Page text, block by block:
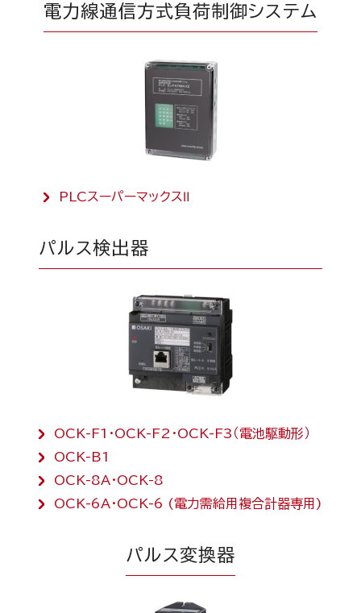
電力線通信方式負荷制御システム
PLCスーパーマックスⅡ
パルス検出器
OCK-F1・OCK-F2・OCK-F3（電池駆動形）
OCK-B1
OCK-8A・OCK-8
OCK-6A・OCK-6 (電力需給用複合計器専用)
パルス変換器